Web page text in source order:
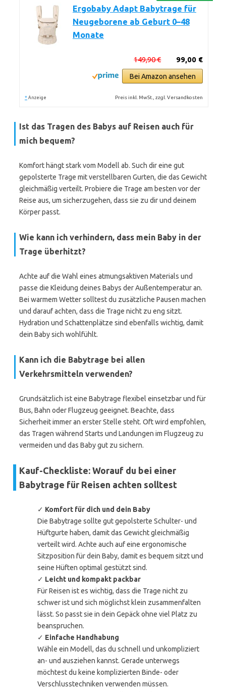
Ergobaby Adapt Babytrage für
Neugeborene ab Geburt 0–48
Monate
99,00 €
149,90 €
Bei Amazon ansehen
* Anzeige Preis inkl. MwSt., zzgl. Versandkosten
Ist das Tragen des Babys auf Reisen auch für
mich bequem?
Komfort hängt stark vom Modell ab. Such dir eine gut
gepolsterte Trage mit verstellbaren Gurten, die das Gewicht
gleichmäßig verteilt. Probiere die Trage am besten vor der
Reise aus, um sicherzugehen, dass sie zu dir und deinem
Körper passt.
Wie kann ich verhindern, dass mein Baby in der
Trage überhitzt?
Achte auf die Wahl eines atmungsaktiven Materials und
passe die Kleidung deines Babys der Außentemperatur an.
Bei warmem Wetter solltest du zusätzliche Pausen machen
und darauf achten, dass die Trage nicht zu eng sitzt.
Hydration und Schattenplätze sind ebenfalls wichtig, damit
dein Baby sich wohlfühlt.
Kann ich die Babytrage bei allen
Verkehrsmitteln verwenden?
Grundsätzlich ist eine Babytrage flexibel einsetzbar und für
Bus, Bahn oder Flugzeug geeignet. Beachte, dass
Sicherheit immer an erster Stelle steht. Oft wird empfohlen,
das Tragen während Starts und Landungen im Flugzeug zu
vermeiden und das Baby gut zu sichern.
Kauf-Checkliste: Worauf du bei einer
Babytrage für Reisen achten solltest
✓ Komfort für dich und dein Baby
Die Babytrage sollte gut gepolsterte Schulter- und
Hüftgurte haben, damit das Gewicht gleichmäßig
verteilt wird. Achte auch auf eine ergonomische
Sitzposition für dein Baby, damit es bequem sitzt und
seine Hüften optimal gestützt sind.
✓ Leicht und kompakt packbar
Für Reisen ist es wichtig, dass die Trage nicht zu
schwer ist und sich möglichst klein zusammenfalten
lässt. So passt sie in dein Gepäck ohne viel Platz zu
beanspruchen.
✓ Einfache Handhabung
Wähle ein Modell, das du schnell und unkompliziert
an- und ausziehen kannst. Gerade unterwegs
möchtest du keine komplizierten Binde- oder
Verschlusstechniken verwenden müssen.